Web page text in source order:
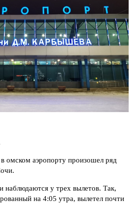
омском аэропорту произошел ряд
наблюдаются у трех вылетов. Так,
на 4:05 утра, вылетел почти